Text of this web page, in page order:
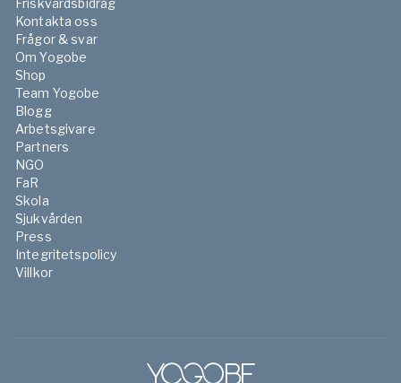
Kontakta oss
Frågor & svar
Om Yogobe
Shop
Team Yogobe
Blogg
Arbetsgivare
Partners
NGO
FaR
Skola
Sjukvården
Press
Integritetspolicy
Villkor